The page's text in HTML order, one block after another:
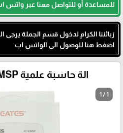
للمساعدة أو للتواصل معنا عبر واتس
زبائننا الكرام لدخول قسم الجملة
اضغط هنا للوصول الى الواتس اب
الة حاسبة علمية EATES FC-82MSP
1 / 1